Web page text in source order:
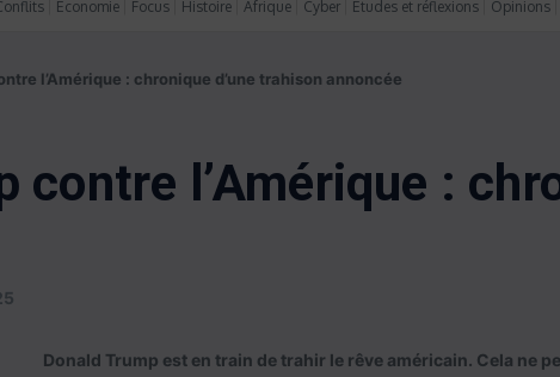
Economie Focus Histoire Afrique Cyber Etudes et réflexions Opinions
l’Amérique : chronique d’une trahison annoncée
contre l’Amérique :
Donald Trump est en train de trahir le rêve américain. Cela ne